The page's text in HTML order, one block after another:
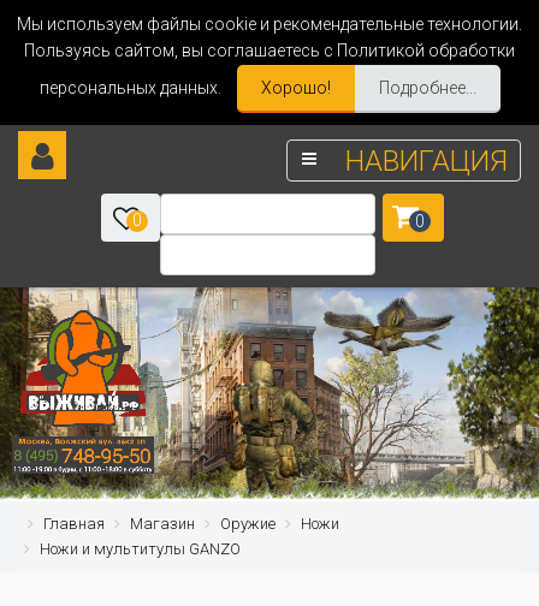
Мы используем файлы cookie и рекомендательные технологии.
Пользуясь сайтом, вы соглашаетесь с Политикой обработки
персональных данных.
Хорошо! Подробнее...
НАВИГАЦИЯ
0 0
Главная Магазин Оружие
Ножи
Ножи и мультитулы GANZO